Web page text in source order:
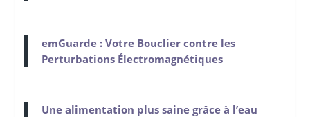
emGuarde : Votre Bouclier contre les
Perturbations Électromagnétiques
Une alimentation plus saine grâce à l’eau